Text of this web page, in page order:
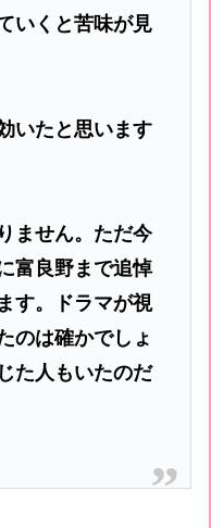
いくと苦味が見
たと思います
ません。ただ今
富良野まで追悼
す。ドラマが視
のは確かでしょ
た人もいたのだ